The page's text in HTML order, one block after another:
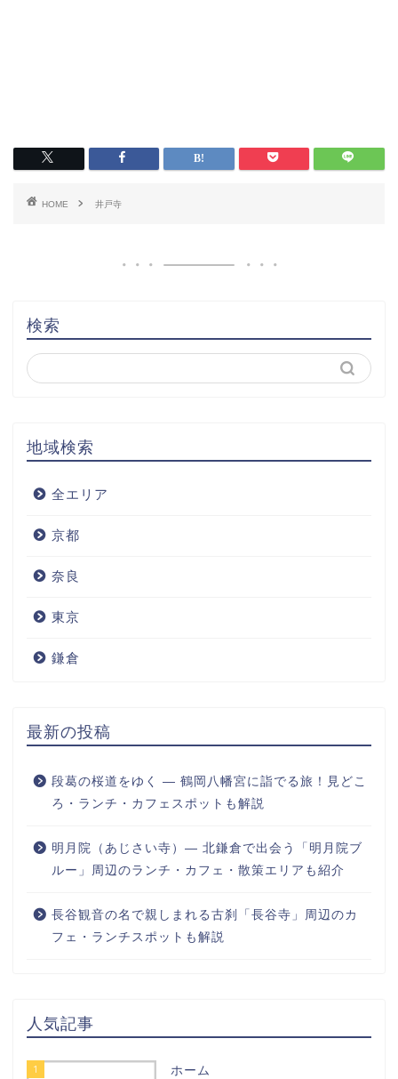
HOME 井戸寺
検索
地域検索
全エリア
京都
奈良
東京
鎌倉
最新の投稿
段葛の桜道をゆく ― 鶴岡八幡宮に詣でる旅！見どこ
ろ・ランチ・カフェスポットも解説
明月院（あじさい寺）― 北鎌倉で出会う「明月院ブ
ルー」周辺のランチ・カフェ・散策エリアも紹介
長谷観音の名で親しまれる古刹「長谷寺」周辺のカ
フェ・ランチスポットも解説
人気記事
1 ホーム